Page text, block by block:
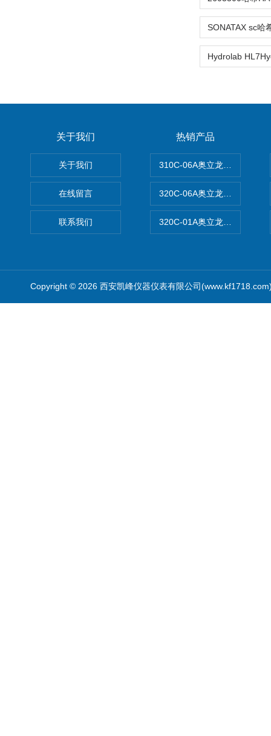
关于我们
关于我们
在线留言
联系我们
热销产品
310C-06A奥立龙实验室台式
320C-06A奥立龙实验室便携
320C-01A奥立龙实验室便携
Copyright © 2026 西安凯峰仪器仪表有限公司